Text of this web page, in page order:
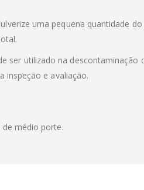
uma pequena quantidade
ser utilizado na
inspeção e avaliação.
de médio porte.